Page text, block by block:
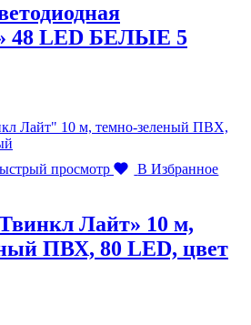
48 LED БЕЛЫЕ 5
просмотр
В Избранное
Лайт» 10 м,
ПВХ, 80 LED, цвет